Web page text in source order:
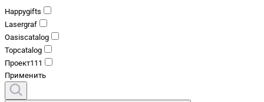
Happygifts
Lasergraf
Oasiscatalog
Topcatalog
Проект111
Применить